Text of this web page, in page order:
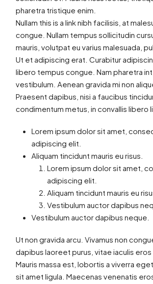
pharetra tristique enim.
Nullam this is a link nibh facilisis, at
congue. Nullam tempus sollicitudin
mauris, volutpat eu varius malesuada,
Ut et adipiscing erat. Curabitur
libero tempus congue. Nam pharetra
vestibulum. Aenean gravida mi non
Praesent dapibus, nisi a faucibus
condimentum metus, in convallis libero
Lorem ipsum dolor sit amet,
adipiscing elit.
Aliquam tincidunt mauris eu risus.
Lorem ipsum dolor sit amet,
adipiscing elit.
Aliquam tincidunt mauris eu
Vestibulum auctor dapibus
Vestibulum auctor dapibus neque.
Ut non gravida arcu. Vivamus non
dapibus laoreet purus, vitae iaculis eros
Mauris massa est, lobortis a viverra
sit amet ligula. Maecenas venenatis